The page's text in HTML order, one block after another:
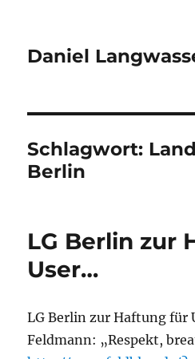
Daniel
Schlagwort:
Berlin
LG Berlin zur
User…
LG Berlin zur Haftung für
Feldmann: „Respekt,